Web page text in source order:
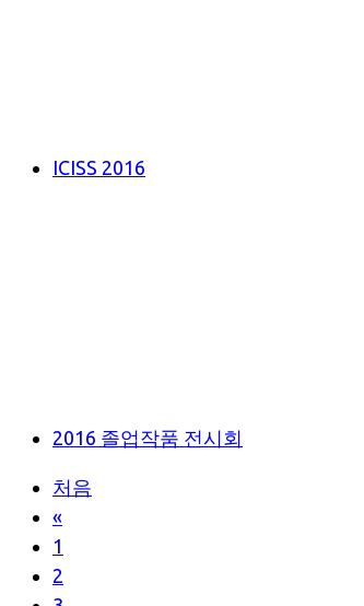
ICISS 2016
2016 졸업작품 전시회
처음
«
1
2